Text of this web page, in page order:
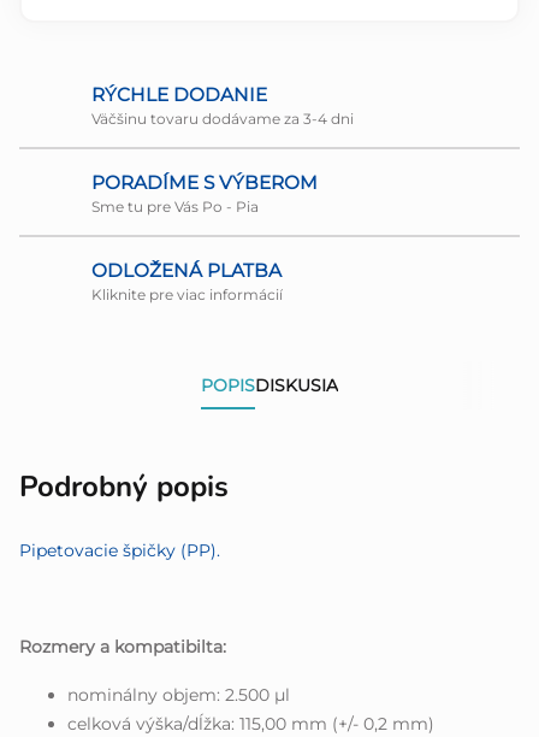
RÝCHLE DODANIE
Väčšinu tovaru dodávame za 3-4 dni
PORADÍME S VÝBEROM
Sme tu pre Vás Po - Pia
ODLOŽENÁ PLATBA
Kliknite pre viac informácií
POPISDISKUSIA
Podrobný popis
Pipetovacie špičky (PP).
Rozmery a kompatibilta:
nominálny objem: 2.500 µl
celková výška/dĺžka: 115,00 mm (+/- 0,2 mm)